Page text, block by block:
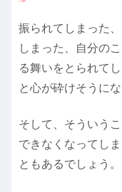
振られてしまった
しまった、自分の
る舞いをとられて
と心が砕けそうに
そして、そういう
できなくなってし
ともあるでしょう。